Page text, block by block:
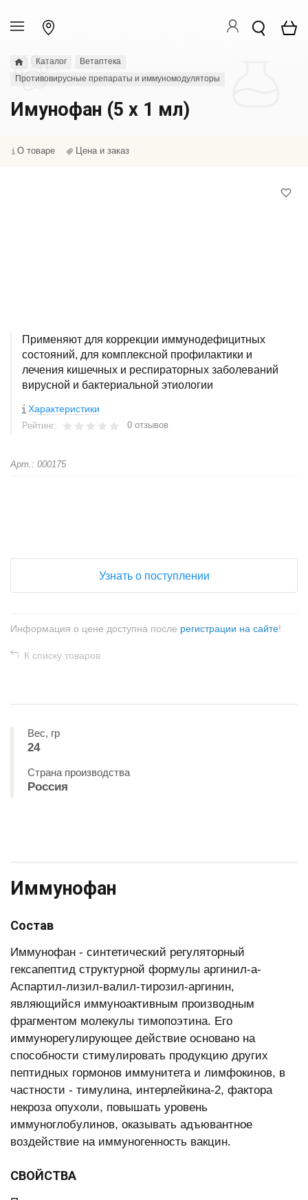
Каталог
Ветаптека
Противовирусные препараты и иммуномодуляторы
Имунофан (5 х 1 мл)
О товаре Цена и заказ
Применяют для коррекции иммунодефицитных
состояний, для комплексной профилактики и
лечения кишечных и респираторных заболеваний
вирусной и бактериальной этиологии
Характеристики
Рейтинг: 0 отзывов
Арт.: 000175
Узнать о поступлении
Информация о цене доступна после регистрации на сайте!
К списку товаров
Вес, гр
24
Страна производства
Россия
Иммунофан
Состав
Иммунофан - синтетический регуляторный
гексапептид структурной формулы аргинил-a-
Аспартил-лизил-валил-тирозил-аргинин,
являющийся иммуноактивным производным
фрагментом молекулы тимопоэтина. Его
иммунорегулирующее действие основано на
способности стимулировать продукцию других
пептидных гормонов иммунитета и лимфокинов, в
частности - тимулина, интерлейкина-2, фактора
некроза опухоли, повышать уровень
иммуноглобулинов, оказывать адъювантное
воздействие на иммуногенность вакцин.
СВОЙСТВА